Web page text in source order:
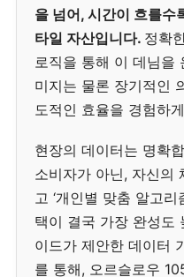
을 넘어, 시간이 흐를수
타일 자산입니다. 정확
로직을 통해 이 데님을
미지는 물론 장기적인
도적인 효율을 경험하
현장의 데이터는 명확
소비자가 아닌, 자신의
고 ‘개인별 맞춤 알고
택이 결국 가장 완성도
이드가 제안한 데이터
를 통해, 오르슬로우